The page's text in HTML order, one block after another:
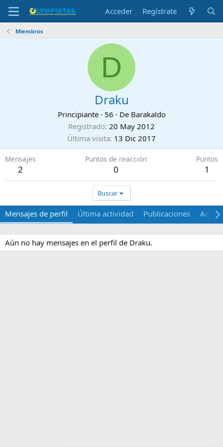
Acceder Regístrate
Miembros
D
Draku
Principiante · 56 · De Barakaldo
Registrado 20 May 2012
Última visita 13 Dic 2017
Mensajes
2
Puntos de reacción
0
Puntos
1
Buscar
Mensajes de perfil Última actividad Publicaciones Acerca
Aún no hay mensajes en el perfil de Draku.